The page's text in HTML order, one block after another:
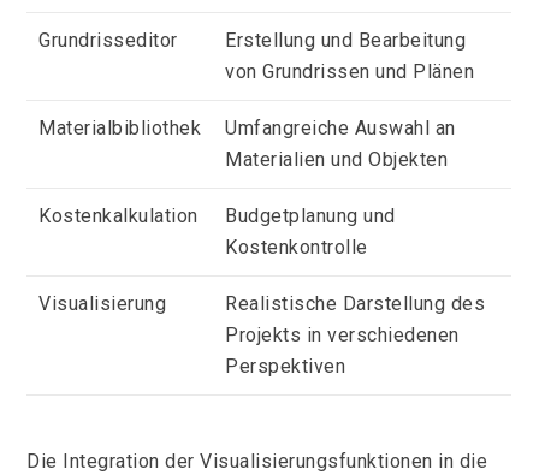
Grundrisseditor
Erstellung und Bearbeitung
von Grundrissen und Plänen
Materialbibliothek
Umfangreiche Auswahl an
Materialien und Objekten
Kostenkalkulation
Budgetplanung und
Kostenkontrolle
Visualisierung
Realistische Darstellung des
Projekts in verschiedenen
Perspektiven
Die Integration der Visualisierungsfunktionen in die